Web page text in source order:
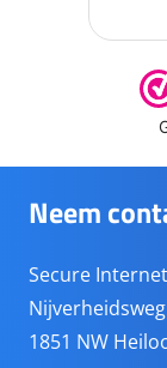
Neem
Secure
1851 NW